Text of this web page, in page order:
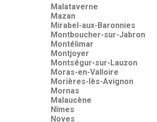
Malataverne
Mazan
Mirabel-aux-Baronnies
Montboucher-sur-Jabron
Montélimar
Montjoyer
Montségur-sur-Lauzon
Moras-en-Valloire
Morières-lès-Avignon
Mornas
Malaucène
Nîmes
Noves